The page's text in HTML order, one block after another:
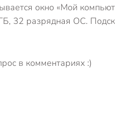
окно «Мой
32 разрядная ОС.
в комментариях :)